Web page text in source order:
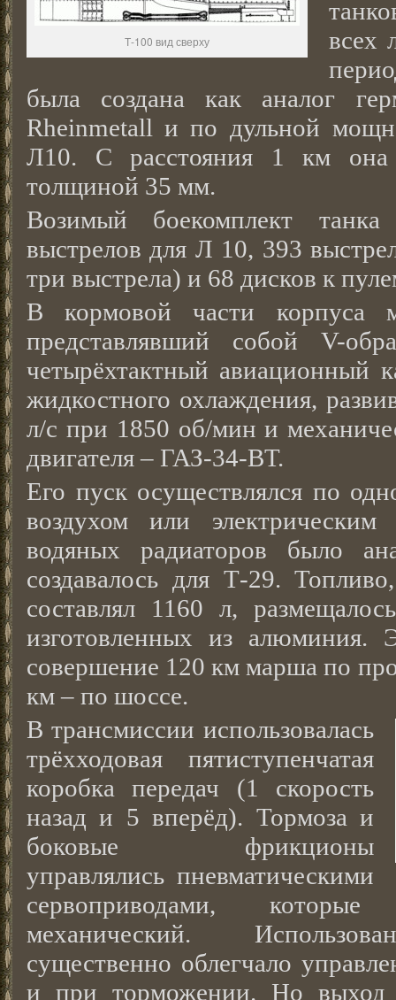
Т-100 вид сверху
всех
была создана как аналог
Rheinmetall и по дульной
Л10. С расстояния 1 км она
толщиной 35 мм.
Возимый боекомплект
выстрелов для Л 10, 393
три выстрела) и 68 дисков к
В кормовой части корпуса
представлявший собой V-
четырёхтактный авиационный
жидкостного охлаждения,
л/с при 1850 об/мин и
двигателя – ГАЗ-34-ВТ.
Его пуск осуществлялся по
воздухом или электрическим
водяных радиаторов было
создавалось для Т-29.
составлял 1160 л,
изготовленных из алюминия.
совершение 120 км марша по
км – по шоссе.
В трансмиссии использовалась
трёхходовая пятиступенчатая
коробка передач (1 скорость
назад и 5 вперёд). Тормоза и
боковые фрикционы
управлялись пневматическими
сервоприводами,
механический.
существенно облегчало
и при торможении. Но выход